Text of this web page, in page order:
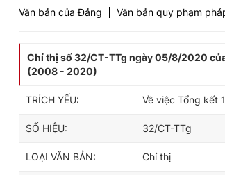
Văn bản của Đảng Văn bản quy phạm
Chỉ thị số 32/CT-TTg ngày 05/8/2020
(2008 - 2020)
TRÍCH YẾU: Về việc Tổng kết
SỐ HIỆU: 32/CT-TTg
LOẠI VĂN BẢN: Chỉ thị